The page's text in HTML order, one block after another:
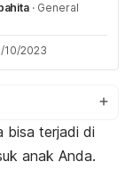
· General
10/2023
bisa terjadi di
anak Anda.